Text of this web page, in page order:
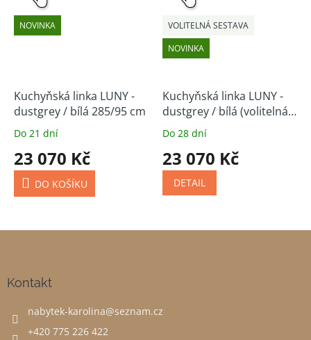
NOVINKA
Kuchyňská linka LUNY -
dustgrey / bílá 285/95 cm
Do 21 dní
23 070 Kč
DO KOŠÍKU
NOVINKA
VOLITELNÁ SESTAVA
Kuchyňská linka LUNY -
dustgrey / bílá (volitelná
sestava)
Do 28 dní
23 070 Kč
DETAIL
Kontakt
nabytek-karolina@seznam.cz
+420 775 226 422